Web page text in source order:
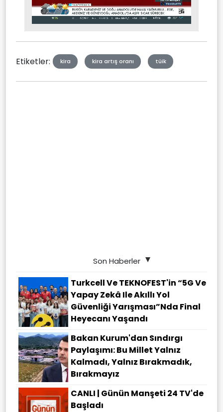
Mute Stream
Etiketler: kira kira artış oranı tüik
Son Haberler
Turkcell Ve TEKNOFEST'in “5G Ve
Yapay Zekâ Ile Akıllı Yol
Güvenliği Yarışması”nda Final
Heyecanı Yaşandı
Bakan Kurum'dan Sındırgı
Paylaşımı: Bu Millet Yalnız
Kalmadı, Yalnız Bırakmadık,
Bırakmayız
CANLI | Günün Manşeti 24 TV'de
Başladı